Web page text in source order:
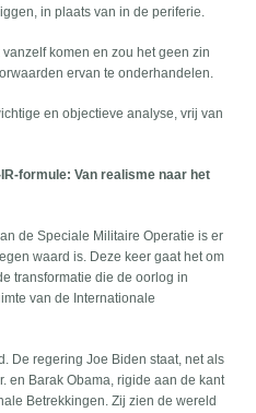
in plaats van in de periferie.
komen en zou het geen zin
ervan te onderhandelen.
en objectieve analyse, vrij van
formule: Van realisme naar het
de Speciale Militaire Operatie is er
waard is. Deze keer gaat het om
transformatie die de oorlog in
van de Internationale
De regering Joe Biden staat, net als
en Barak Obama, rigide aan de kant
Betrekkingen. Zij zien de wereld